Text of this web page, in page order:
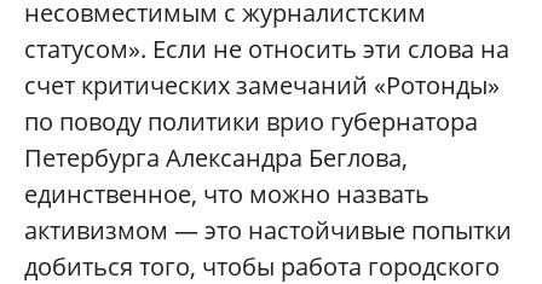
несовместимым с журналистским
статусом». Если не относить эти слова на
счет критических замечаний «Ротонды»
по поводу политики врио губернатора
Петербурга Александра Беглова,
единственное, что можно назвать
активизмом — это настойчивые попытки
добиться того, чтобы работа городского